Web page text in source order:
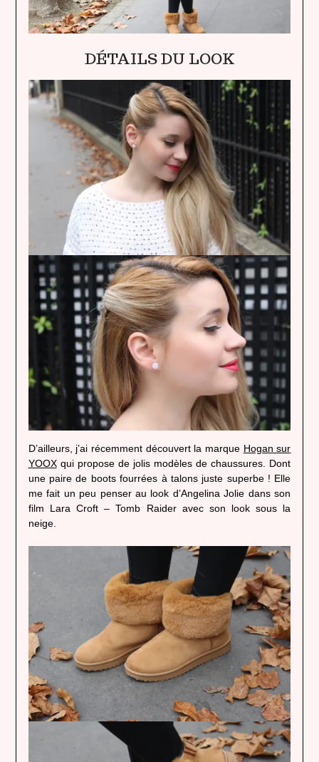
DÉTAILS DU LOOK
D’ailleurs, j’ai récemment découvert la marque Hogan sur
YOOXqui propose de jolis modèles de chaussures. Dont
une paire de boots fourrées à talons juste superbe ! Elle
me fait un peu penser au look d’Angelina Jolie dans son
film Lara Croft – Tomb Raider avec son look sous la
neige.